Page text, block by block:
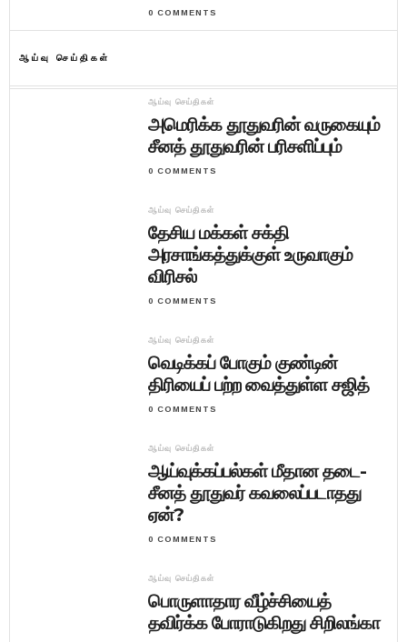
0 COMMENTS
ஆய்வு செய்திகள்
ஆய்வு செய்திகள்
அமெரிக்க தூதுவரின் வருகையும்
சீனத் தூதுவரின் பரிசளிப்பும்
0 COMMENTS
ஆய்வு செய்திகள்
தேசிய மக்கள் சக்தி
அரசாங்கத்துக்குள் உருவாகும்
விரிசல்
0 COMMENTS
ஆய்வு செய்திகள்
வெடிக்கப் போகும் குண்டின்
திரியைப் பற்ற வைத்துள்ள சஜித்
0 COMMENTS
ஆய்வு செய்திகள்
ஆய்வுக்கப்பல்கள் மீதான தடை-
சீனத் தூதுவர் கவலைப்படாதது
ஏன்?
0 COMMENTS
ஆய்வு செய்திகள்
பொருளாதார வீழ்ச்சியைத்
தவிர்க்க போராடுகிறது சிறிலங்கா